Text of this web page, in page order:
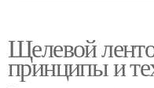
Круглые фундаменты
Щелевой
принципы и